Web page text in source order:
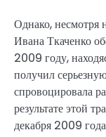
Однако, несмотря
Ивана Ткаченко
2009 году,
получил
спровоцировала
результате этой
декабря 2009